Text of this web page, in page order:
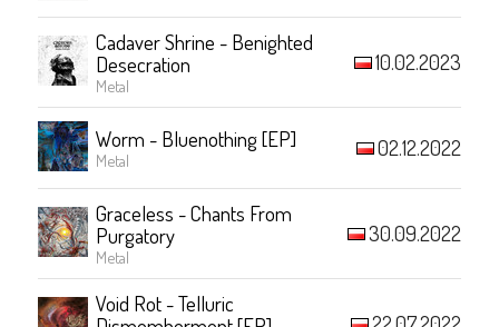
Cadaver Shrine - Benighted
Desecration
Metal
10.02.2023
Worm - Bluenothing [EP]
Metal 02.12.2022
Graceless - Chants From
Purgatory
Metal
30.09.2022
Void Rot - Telluric